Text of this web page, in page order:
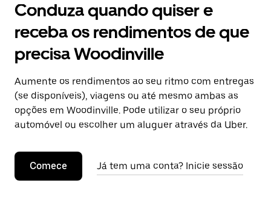
Conduza quando quiser e
receba os rendimentos de que
precisa Woodinville
Aumente os rendimentos ao seu ritmo com entregas
(se disponíveis), viagens ou até mesmo ambas as
opções em Woodinville. Pode utilizar o seu próprio
automóvel ou escolher um aluguer através da Uber.
Comece Já tem uma conta? Inicie sessão